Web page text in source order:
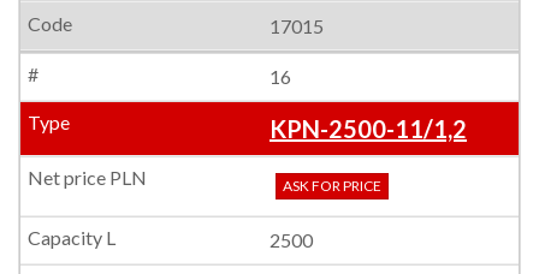
17015
16
KPN-2500-11/1,2
ASK FOR PRICE
2500